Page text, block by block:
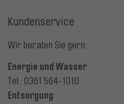
Kundenservice
Wir beraten Sie gern:
Energie und Wasser
Tel.: 0361 564-1010
Entsorgung